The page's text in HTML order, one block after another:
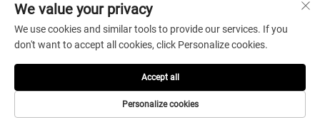
an
dan kaedah pemasangan.
Destinasi
dan masa
penghantar
Membantu menyusun pembungkusan eksport,
pelan penghantaran, dan jadual pemasangan
projek.
We value your privacy
We use cookies and similar tools to provide our services. If you
don't want to accept all cookies, click Personalize cookies.
Personalize cookies
Accept all